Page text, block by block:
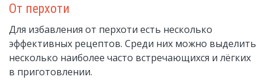
От перхоти
Для избавления от перхоти есть несколько
эффективных рецептов. Среди них можно выделить
несколько наиболее часто встречающихся и лёгких
в приготовлении.